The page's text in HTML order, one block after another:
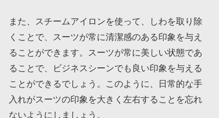
また、スチームアイロンを使って、しわを取り除
くことで、スーツが常に清潔感のある印象を与え
ることができます。スーツが常に美しい状態であ
ることで、ビジネスシーンでも良い印象を与える
ことができるでしょう。このように、日常的な手
入れがスーツの印象を大きく左右することを忘れ
ないようにしましょう。